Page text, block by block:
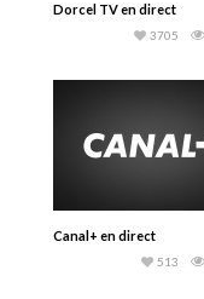
Dorcel TV en direct
3705
Canal+ en direct
513